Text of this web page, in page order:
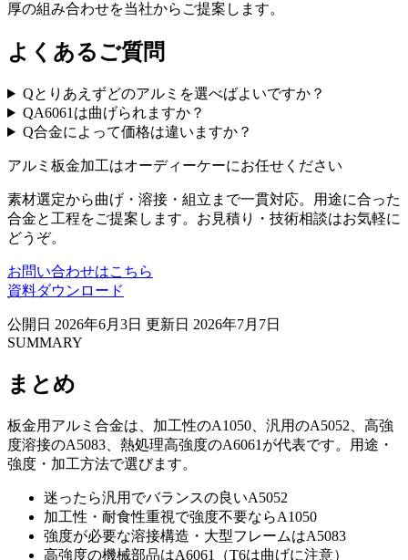
厚の組み合わせを当社からご提案します。
よくあるご質問
Qとりあえずどのアルミを選べばよいですか？
QA6061は曲げられますか？
Q合金によって価格は違いますか？
アルミ板金加工はオーディーケーにお任せください
素材選定から曲げ・溶接・組立まで一貫対応。用途に合った
合金と工程をご提案します。お見積り・技術相談はお気軽に
どうぞ。
お問い合わせはこちら
資料ダウンロード
公開日 2026年6月3日 更新日 2026年7月7日
SUMMARY
まとめ
板金用アルミ合金は、加工性のA1050、汎用のA5052、高強
度溶接のA5083、熱処理高強度のA6061が代表です。用途・
強度・加工方法で選びます。
迷ったら汎用でバランスの良いA5052
加工性・耐食性重視で強度不要ならA1050
強度が必要な溶接構造・大型フレームはA5083
高強度の機械部品はA6061（T6は曲げに注意）